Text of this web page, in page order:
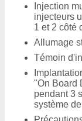
Injection
injecteurs
1 et 2 côté
Allumage
Témoin
"On Board
pendant 3
système